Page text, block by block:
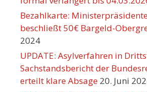
Bezahlkarte:
beschließt 50€ Bargeld-
2024
UPDATE: Asylverfahren in
Sachstandsbericht der
erteilt klare Absage 20. Juni